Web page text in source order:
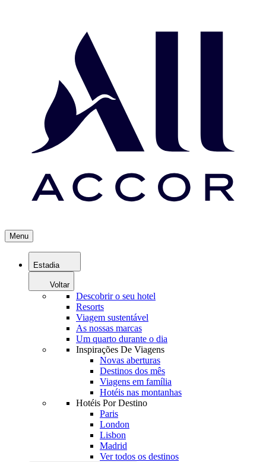
Menu
Estadia
Voltar
Descobrir o seu hotel
Resorts
Viagem sustentável
As nossas marcas
Um quarto durante o dia
Inspirações De Viagens
Novas aberturas
Destinos dos mês
Viagens em família
Hotéis nas montanhas
Hotéis Por Destino
Paris
London
Lisbon
Madrid
Ver todos os destinos